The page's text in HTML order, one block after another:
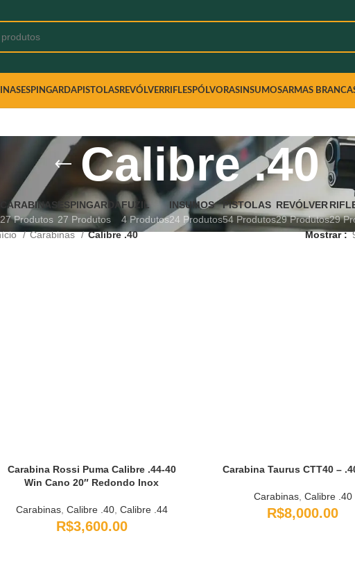
ESPINGARDAPISTOLASREVÓLVERRIFLESPÓLVORASINSUMOSARMAS
Calibre .40
CARABINAS
27 Produtos
ESPINGARDA
27 Produtos
FUZIL
4 Produtos
INSUMOS
24 Produtos
PISTOLAS
54 Produtos
REVÓLVER
29 Produtos29
Carabinas Calibre .40 Mostrar
Carabina Rossi Puma Calibre .44-40
Win Cano 20″ Redondo Inox
Carabinas, Calibre .40, Calibre .44
R$3,600.00
Carabina Taurus CTT40 –
Carabinas, Calibre .40
R$8,000.00